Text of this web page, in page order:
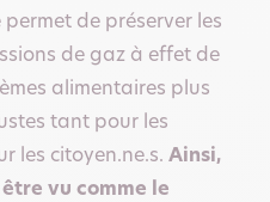
de préserver les
de gaz à effet de
alimentaires plus
tant pour les
les citoyen.ne.s. Ainsi,
vu comme le